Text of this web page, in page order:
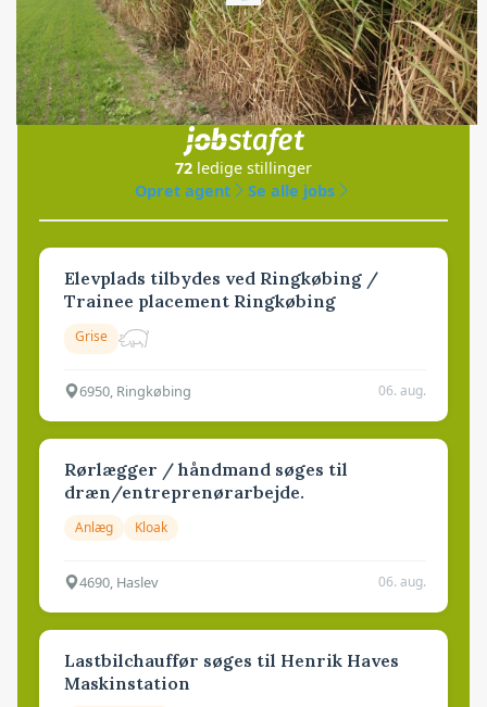
Jobs
i samarbejde med
72 ledige stillinger
Opret agent
Se alle jobs
Elevplads tilbydes ved Ringkøbing /
Trainee placement Ringkøbing
Grise
6950, Ringkøbing 06. aug.
Rørlægger / håndmand søges til
dræn/entreprenørarbejde.
Anlæg Kloak
4690, Haslev 06. aug.
Lastbilchauffør søges til Henrik Haves
Maskinstation